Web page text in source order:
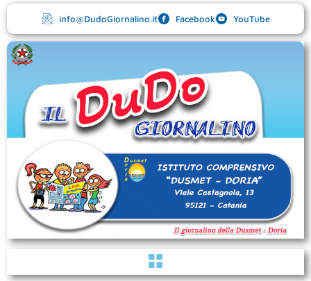
contenuto
info@DudoGiornalino.it Facebook YouTube
Menu